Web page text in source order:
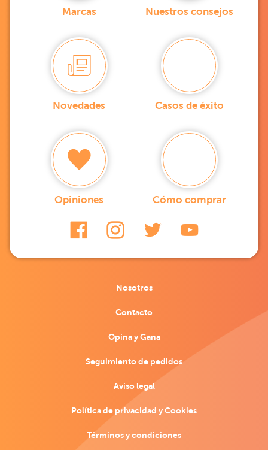
Marcas Nuestros consejos
Novedades Casos de éxito
Opiniones Cómo comprar
Nosotros
Contacto
Opina y Gana
Seguimiento de pedidos
Aviso legal
Política de privacidad y Cookies
Términos y condiciones